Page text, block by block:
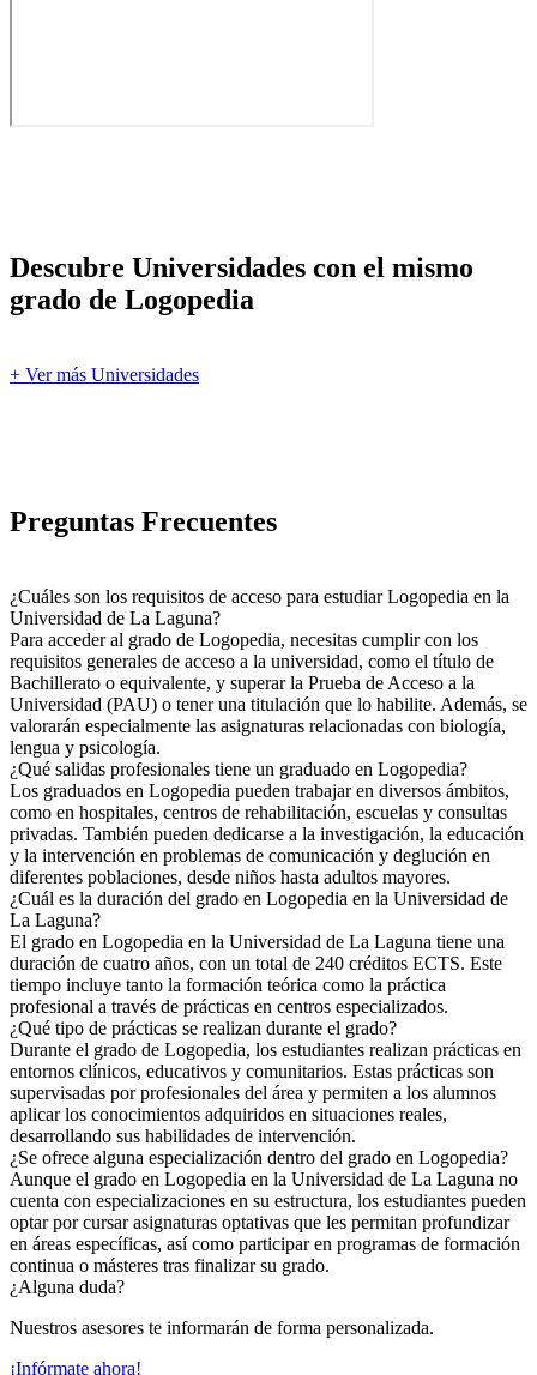
Descubre Universidades con el mismo
grado de Logopedia
+ Ver más Universidades
Preguntas Frecuentes
¿Cuáles son los requisitos de acceso para estudiar Logopedia en la
Universidad de La Laguna?
Para acceder al grado de Logopedia, necesitas cumplir con los
requisitos generales de acceso a la universidad, como el título de
Bachillerato o equivalente, y superar la Prueba de Acceso a la
Universidad (PAU) o tener una titulación que lo habilite. Además, se
valorarán especialmente las asignaturas relacionadas con biología,
lengua y psicología.
¿Qué salidas profesionales tiene un graduado en Logopedia?
Los graduados en Logopedia pueden trabajar en diversos ámbitos,
como en hospitales, centros de rehabilitación, escuelas y consultas
privadas. También pueden dedicarse a la investigación, la educación
y la intervención en problemas de comunicación y deglución en
diferentes poblaciones, desde niños hasta adultos mayores.
¿Cuál es la duración del grado en Logopedia en la Universidad de
La Laguna?
El grado en Logopedia en la Universidad de La Laguna tiene una
duración de cuatro años, con un total de 240 créditos ECTS. Este
tiempo incluye tanto la formación teórica como la práctica
profesional a través de prácticas en centros especializados.
¿Qué tipo de prácticas se realizan durante el grado?
Durante el grado de Logopedia, los estudiantes realizan prácticas en
entornos clínicos, educativos y comunitarios. Estas prácticas son
supervisadas por profesionales del área y permiten a los alumnos
aplicar los conocimientos adquiridos en situaciones reales,
desarrollando sus habilidades de intervención.
¿Se ofrece alguna especialización dentro del grado en Logopedia?
Aunque el grado en Logopedia en la Universidad de La Laguna no
cuenta con especializaciones en su estructura, los estudiantes pueden
optar por cursar asignaturas optativas que les permitan profundizar
en áreas específicas, así como participar en programas de formación
continua o másteres tras finalizar su grado.
¿Alguna duda?
Nuestros asesores te informarán de forma personalizada.
¡Infórmate ahora!